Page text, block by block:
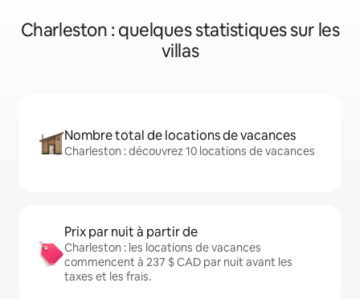
Charleston : quelques statistiques sur les
villas
Nombre total de locations de vacances
Charleston : découvrez 10 locations de vacances
Prix par nuit à partir de
Charleston : les locations de vacances
commencent à 237 $ CAD par nuit avant les
taxes et les frais.